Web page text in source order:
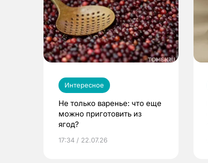
Интересное
Не только варенье: что еще
можно приготовить из
ягод?
17:34 / 22.07.26